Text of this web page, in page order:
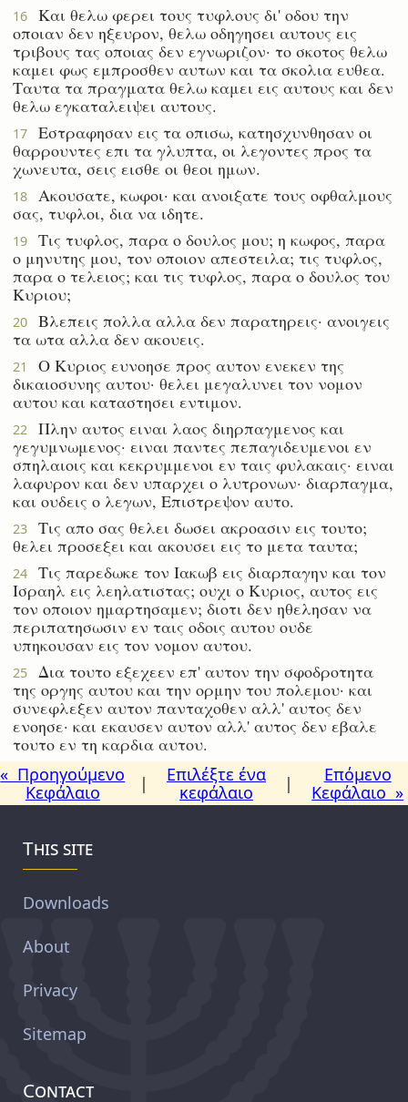
16
Και θελω φερει τους τυφλους δι' οδου την
οποιαν δεν ηξευρον, θελω οδηγησει αυτους εις
τριβους τας οποιας δεν εγνωριζον· το σκοτος θελω
καμει φως εμπροσθεν αυτων και τα σκολια ευθεα.
Ταυτα τα πραγματα θελω καμει εις αυτους και δεν
θελω εγκαταλειψει αυτους.
17
Εστραφησαν εις τα οπισω, κατησχυνθησαν οι
θαρρουντες επι τα γλυπτα, οι λεγοντες προς τα
χωνευτα, σεις εισθε οι θεοι ημων.
18
Ακουσατε, κωφοι· και ανοιξατε τους οφθαλμους
σας, τυφλοι, δια να ιδητε.
19
Τις τυφλος, παρα ο δουλος μου; η κωφος, παρα
ο μηνυτης μου, τον οποιον απεστειλα; τις τυφλος,
παρα ο τελειος; και τις τυφλος, παρα ο δουλος του
Κυριου;
20
Βλεπεις πολλα αλλα δεν παρατηρεις· ανοιγεις
τα ωτα αλλα δεν ακουεις.
21
Ο Κυριος ευνοησε προς αυτον ενεκεν της
δικαιοσυνης αυτου· θελει μεγαλυνει τον νομον
αυτου και καταστησει εντιμον.
22
Πλην αυτος ειναι λαος διηρπαγμενος και
γεγυμνωμενος· ειναι παντες πεπαγιδευμενοι εν
σπηλαιοις και κεκρυμμενοι εν ταις φυλακαις· ειναι
λαφυρον και δεν υπαρχει ο λυτρονων· διαρπαγμα,
και ουδεις ο λεγων, Επιστρεψον αυτο.
23
Τις απο σας θελει δωσει ακροασιν εις τουτο;
θελει προσεξει και ακουσει εις το μετα ταυτα;
24
Τις παρεδωκε τον Ιακωβ εις διαρπαγην και τον
Ισραηλ εις λεηλατιστας; ουχι ο Κυριος, αυτος εις
τον οποιον ημαρτησαμεν; διοτι δεν ηθελησαν να
περιπατησωσιν εν ταις οδοις αυτου ουδε
υπηκουσαν εις τον νομον αυτου.
25
Δια τουτο εξεχεεν επ' αυτον την σφοδροτητα
της οργης αυτου και την ορμην του πολεμου· και
συνεφλεξεν αυτον πανταχοθεν αλλ' αυτος δεν
ενοησε· και εκαυσεν αυτον αλλ' αυτος δεν εβαλε
τουτο εν τη καρδια αυτου.
« Προηγούμενο
Κεφάλαιο
|
Επιλέξτε ένα
κεφάλαιο
|
Επόμενο
Κεφάλαιο »
This site
Downloads
About
Privacy
Sitemap
Contact